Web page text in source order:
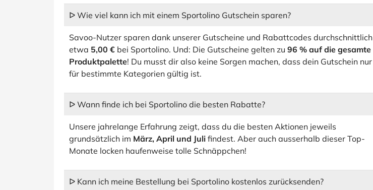
ᐅ Wie viel kann ich mit einem Sportolino Gutschein sparen?
Savoo-Nutzer sparen dank unserer Gutscheine und Rabattcodes durchschnittlich
etwa 5,00 € bei Sportolino. Und: Die Gutscheine gelten zu 96 % auf die gesamte
Produktpalette! Du musst dir also keine Sorgen machen, dass dein Gutschein nur
für bestimmte Kategorien gültig ist.
ᐅ Wann finde ich bei Sportolino die besten Rabatte?
Unsere jahrelange Erfahrung zeigt, dass du die besten Aktionen jeweils
grundsätzlich im März, April und Juli findest. Aber auch ausserhalb dieser Top-
Monate locken haufenweise tolle Schnäppchen!
ᐅ Kann ich meine Bestellung bei Sportolino kostenlos zurücksenden?